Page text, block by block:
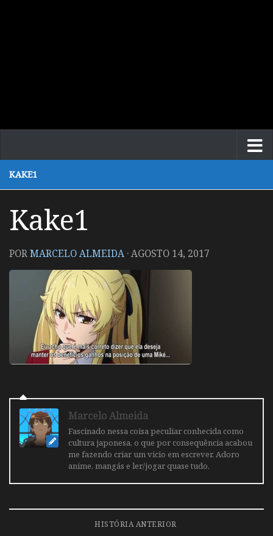
KAKE1
Kake1
PORMARCELO ALMEIDA ·AGOSTO 14, 2017
Marcelo Almeida
Fascinado nessa coisa peculiar conhecida como
cultura japonesa, o que por consequência acabou
me fazendo criar um vicio em escrever. Adoro
anime, mangás e ler/jogar quase tudo.
HISTÓRIA ANTERIOR